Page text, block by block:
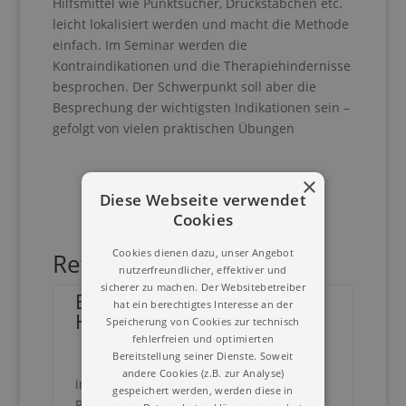
leicht lokalisiert werden und macht die Methode
einfach. Im Seminar werden die
Kontraindikationen und die Therapiehindernisse
besprochen. Der Schwerpunkt soll aber die
Besprechung der wichtigsten Indikationen sein –
gefolgt von vielen praktischen Übungen
Referent
Boeglin Jean-Paul,
Heilpraktiker
• Heilpraktiker
in eigener Praxis seit 1983 in Weil am
Diese Webseite verwendet
Cookies
Cookies dienen dazu, unser Angebot
nutzerfreundlicher, effektiver und
sicherer zu machen. Der Websitebetreiber
hat ein berechtigtes Interesse an der
Speicherung von Cookies zur technisch
fehlerfreien und optimierten
Bereitstellung seiner Dienste. Soweit
andere Cookies (z.B. zur Analyse)
gespeichert werden, werden diese in
×